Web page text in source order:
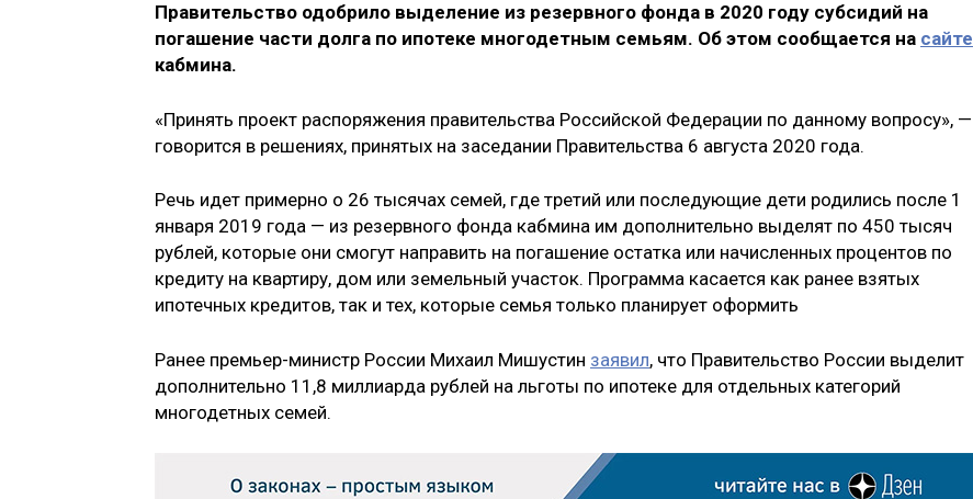
Правительство одобрило выделение из резервного фонда в 2020 году субсидий на
погашение части долга по ипотеке многодетным семьям. Об этом сообщается на сайте
кабмина.
«Принять проект распоряжения правительства Российской Федерации по данному вопросу», —
говорится в решениях, принятых на заседании Правительства 6 августа 2020 года.
Речь идет примерно о 26 тысячах семей, где третий или последующие дети родились после 1
января 2019 года — из резервного фонда кабмина им дополнительно выделят по 450 тысяч
рублей, которые они смогут направить на погашение остатка или начисленных процентов по
кредиту на квартиру, дом или земельный участок. Программа касается как ранее взятых
ипотечных кредитов, так и тех, которые семья только планирует оформить
Ранее премьер-министр России Михаил Мишустин заявил, что Правительство России выделит
дополнительно 11,8 миллиарда рублей на льготы по ипотеке для отдельных категорий
многодетных семей.